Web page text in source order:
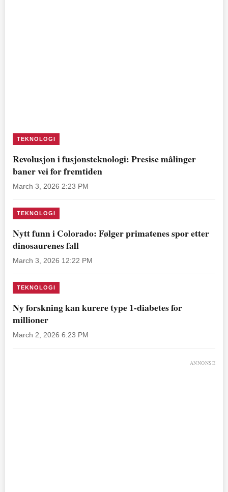
TEKNOLOGI
Revolusjon i fusjonsteknologi: Presise målinger
baner vei for fremtiden
March 3, 2026 2:23 PM
TEKNOLOGI
Nytt funn i Colorado: Følger primatenes spor etter
dinosaurenes fall
March 3, 2026 12:22 PM
TEKNOLOGI
Ny forskning kan kurere type 1-diabetes for
millioner
March 2, 2026 6:23 PM
ANNONSE